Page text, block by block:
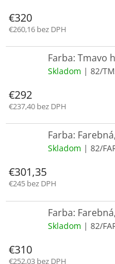
€320
€260,16 bez DPH
Farba: Tmavo
Skladom | 82/
€292
€237,40 bez DPH
Farba:
Skladom | 82/
€301,35
€245 bez DPH
Farba:
Skladom | 82/
€310
€252,03 bez DPH